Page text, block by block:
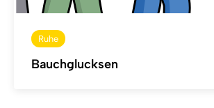
Ruhe
Bauchglucksen